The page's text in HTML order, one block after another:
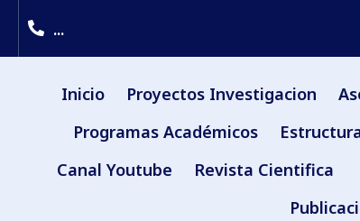
...
Inicio Proyectos Investigacion
Programas Académicos
Canal Youtube
Revista Cientifica